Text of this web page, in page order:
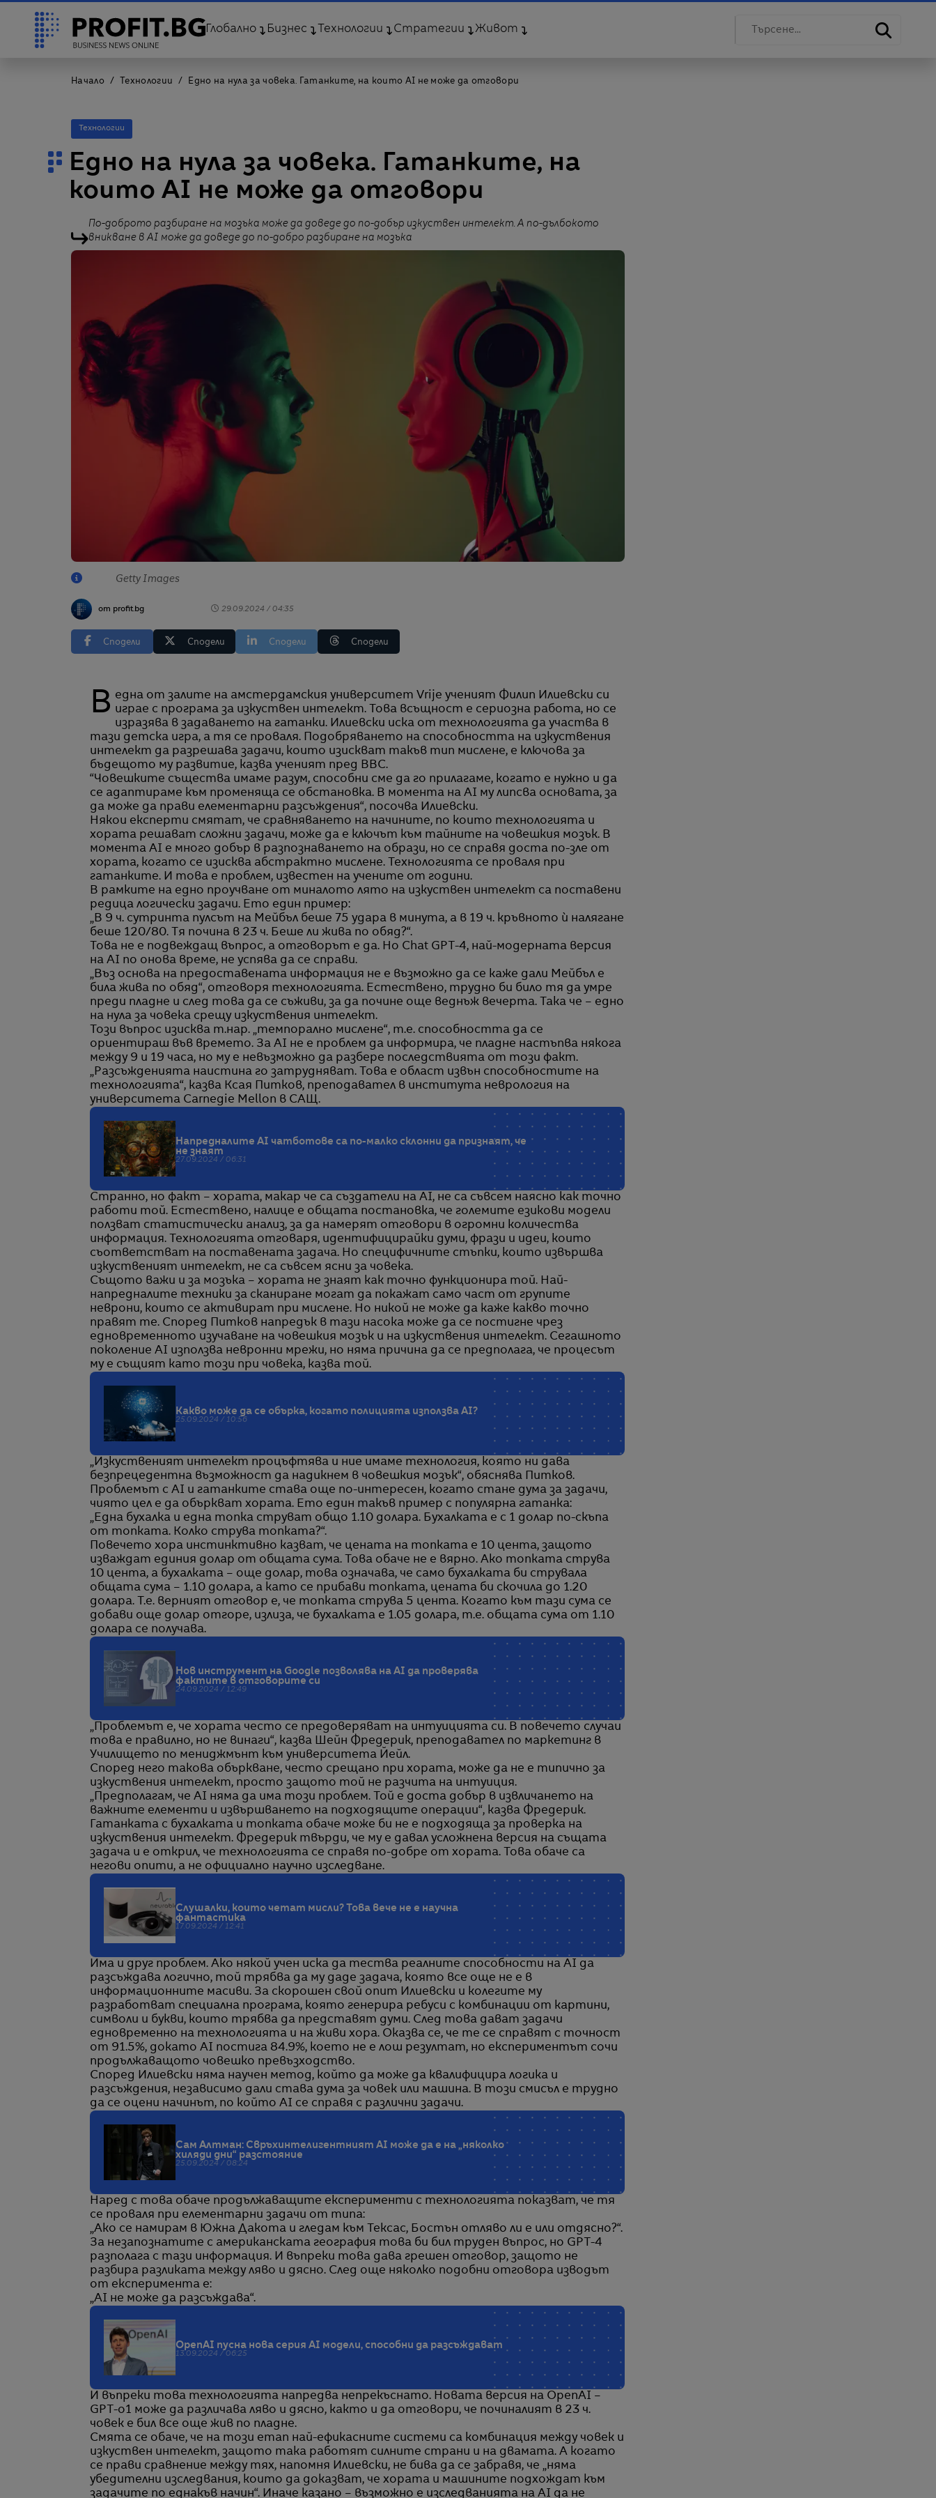
Глобално Бизнес Технологии Стратегии Живот
Начало Технологии Едно на нула за човека. Гатанките, на които AI не може да отговори
Технологии
Едно на нула за човека. Гатанките, на
които AI не може да отговори
По-доброто разбиране на мозъка може да доведе до по-добър изкуствен интелект. А по-дълбокото
вникване в AI може да доведе до по-добро разбиране на мозъка
Getty Images
от profit.bg 29.09.2024 / 04:35
Сподели Сподели Сподели Сподели
В една от залите на амстердамския университет Vrije ученият Филип Илиевски си играе с програма за изкуствен интелект. Това всъщност е сериозна работа, но се
изразява в задаването на гатанки. Илиевски иска от технологията да участва в
тази детска игра, а тя се проваля. Подобряването на способността на изкуствения
интелект да разрешава задачи, които изискват такъв тип мислене, е ключова за
бъдещото му развитие, казва ученият пред BBC.
“Човешките същества имаме разум, способни сме да го прилагаме, когато е нужно и да
се адаптираме към променяща се обстановка. В момента на AI му липсва основата, за
да може да прави елементарни разсъждения“, посочва Илиевски.
Някои експерти смятат, че сравняването на начините, по които технологията и
хората решават сложни задачи, може да е ключът към тайните на човешкия мозък. В
момента AI е много добър в разпознаването на образи, но се справя доста по-зле от
хората, когато се изисква абстрактно мислене. Технологията се проваля при
гатанките. И това е проблем, известен на учените от години.
В рамките на едно проучване от миналото лято на изкуствен интелект са поставени
редица логически задачи. Ето един пример:
„В 9 ч. сутринта пулсът на Мейбъл беше 75 удара в минута, а в 19 ч. кръвното ѝ налягане
беше 120/80. Тя почина в 23 ч. Беше ли жива по обяд?“.
Това не е подвеждащ въпрос, а отговорът е да. Но Chat GPT-4, най-модерната версия
на AI по онова време, не успява да се справи.
„Въз основа на предоставената информация не е възможно да се каже дали Мейбъл е
била жива по обяд“, отговоря технологията. Естествено, трудно би било тя да умре
преди пладне и след това да се съживи, за да почине още веднъж вечерта. Така че – едно
на нула за човека срещу изкуствения интелект.
Този въпрос изисква т.нар. „темпорално мислене“, т.е. способността да се
ориентираш във времето. За AI не е проблем да информира, че пладне настъпва някога
между 9 и 19 часа, но му е невъзможно да разбере последствията от този факт.
„Разсъжденията наистина го затрудняват. Това е област извън способностите на
технологията“, казва Ксая Питков, преподавател в института неврология на
университета Carnegie Mellon в САЩ.
Напредналите AI чатботове са по-малко склонни да признаят, че
не знаят
27.09.2024 / 06:31
Странно, но факт – хората, макар че са създатели на AI, не са съвсем наясно как точно
работи той. Естествено, налице е общата постановка, че големите езикови модели
ползват статистически анализ, за да намерят отговори в огромни количества
информация. Технологията отговаря, идентифицирайки думи, фрази и идеи, които
съответстват на поставената задача. Но специфичните стъпки, които извършва
изкуственият интелект, не са съвсем ясни за човека.
Същото важи и за мозъка – хората не знаят как точно функционира той. Най-
напредналите техники за сканиране могат да покажат само част от групите
неврони, които се активират при мислене. Но никой не може да каже какво точно
правят те. Според Питков напредък в тази насока може да се постигне чрез
едновременното изучаване на човешкия мозък и на изкуствения интелект. Сегашното
поколение AI използва невронни мрежи, но няма причина да се предполага, че процесът
му е същият като този при човека, казва той.
Какво може да се обърка, когато полицията използва AI?
25.09.2024 / 10:56
„Изкуственият интелект процъфтява и ние имаме технология, която ни дава
безпрецедентна възможност да надикнем в човешкия мозък“, обяснява Питков.
Проблемът с AI и гатанките става още по-интересен, когато стане дума за задачи,
чиято цел е да объркват хората. Ето един такъв пример с популярна гатанка:
„Една бухалка и една топка струват общо 1.10 долара. Бухалката е с 1 долар по-скъпа
от топката. Колко струва топката?“.
Повечето хора инстинктивно казват, че цената на топката е 10 цента, защото
изваждат единия долар от общата сума. Това обаче не е вярно. Ако топката струва
10 цента, а бухалката – още долар, това означава, че само бухалката би струвала
общата сума – 1.10 долара, а като се прибави топката, цената би скочила до 1.20
долара. Т.е. верният отговор е, че топката струва 5 цента. Когато към тази сума се
добави още долар отгоре, излиза, че бухалката е 1.05 долара, т.е. общата сума от 1.10
долара се получава.
Нов инструмент на Google позволява на AI да проверява
фактите в отговорите си
24.09.2024 / 12:49
„Проблемът е, че хората често се предоверяват на интуицията си. В повечето случаи
това е правилно, но не винаги“, казва Шейн Фредерик, преподавател по маркетинг в
Училището по мениджмънт към университета Йейл.
Според него такова объркване, често срещано при хората, може да не е типично за
изкуствения интелект, просто защото той не разчита на интуиция.
„Предполагам, че AI няма да има този проблем. Той е доста добър в извличането на
важните елементи и извършването на подходящите операции“, казва Фредерик.
Гатанката с бухалката и топката обаче може би не е подходяща за проверка на
изкуствения интелект. Фредерик твърди, че му е давал усложнена версия на същата
задача и е открил, че технологията се справя по-добре от хората. Това обаче са
негови опити, а не официално научно изследване.
Слушалки, които четат мисли? Това вече не е научна
фантастика
17.09.2024 / 12:41
Има и друг проблем. Ако някой учен иска да тества реалните способности на AI да
разсъждава логично, той трябва да му даде задача, която все още не е в
информационните масиви. За скорошен свой опит Илиевски и колегите му
разработват специална програма, която генерира ребуси с комбинации от картини,
символи и букви, които трябва да представят думи. След това дават задачи
едновременно на технологията и на живи хора. Оказва се, че те се справят с точност
от 91.5%, докато AI постига 84.9%, което не е лош резултат, но експериментът сочи
продължаващото човешко превъзходство.
Според Илиевски няма научен метод, който да може да квалифицира логика и
разсъждения, независимо дали става дума за човек или машина. В този смисъл е трудно
да се оцени начинът, по който AI се справя с различни задачи.
Сам Алтман: Свръхинтелигентният AI може да е на „няколко
хиляди дни“ разстояние
25.09.2024 / 08:24
Наред с това обаче продължаващите експерименти с технологията показват, че тя
се проваля при елементарни задачи от типа:
„Ако се намирам в Южна Дакота и гледам към Тексас, Бостън отляво ли е или отдясно?“.
За незапознатите с американската география това би бил труден въпрос, но GPT-4
разполага с тази информация. И въпреки това дава грешен отговор, защото не
разбира разликата между ляво и дясно. След още няколко подобни отговора изводът
от експеримента е:
„AI не може да разсъждава“.
OpenAI пусна нова серия AI модели, способни да разсъждават
13.09.2024 / 06:25
И въпреки това технологията напредва непрекъснато. Новата версия на OpenAI –
GPT-o1 може да различава ляво и дясно, както и да отговори, че починалият в 23 ч.
човек е бил все още жив по пладне.
Смята се обаче, че на този етап най-ефикасните системи са комбинация между човек и
изкуствен интелект, защото така работят силните страни и на двамата. А когато
се прави сравнение между тях, напомня Илиевски, не бива да се забравя, че „няма
убедителни изследвания, които да доказват, че хората и машините подхождат към
задачите по еднакъв начин“. Иначе казано – възможно е изследванията на AI да не